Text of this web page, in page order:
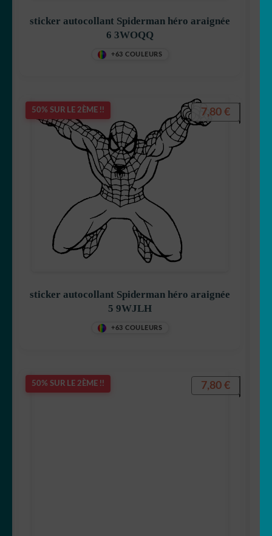
sticker autocollant Spiderman héro araignée
6 3WOQQ
+63 COULEURS
50% SUR LE 2ÈME !!
sticker autocollant Spiderman héro araignée
5 9WJLH
+63 COULEURS
7,80 €
50% SUR LE 2ÈME !! 7,80 €